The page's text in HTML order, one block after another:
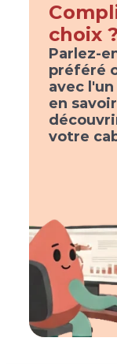
choix ?
Parlez-
préféré
avec
en
votre